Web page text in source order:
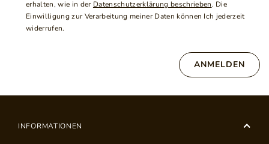
erhalten, wie in der Datenschutzerklärung beschrieben. Die
Einwilligung zur Verarbeitung meiner Daten können Ich jederzeit
widerrufen.
ANMELDEN
INFORMATIONEN